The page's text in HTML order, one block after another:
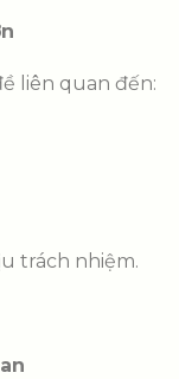
liên quan đến:
trách nhiệm.